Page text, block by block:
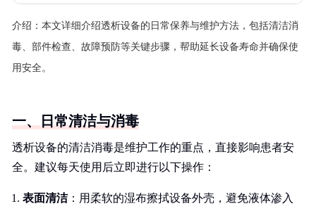
介绍： 本文详细介绍透析设备的日常保养与维护方法，包括清洁消
毒、部件检查、故障预防等关键步骤，帮助延长设备寿命并确保使
用安全。
一、日常清洁与消毒
透析设备的清洁消毒是维护工作的重点，直接影响患者安
全。建议每天使用后立即进行以下操作：
表面清洁：用柔软的湿布擦拭设备外壳，避免液体渗入